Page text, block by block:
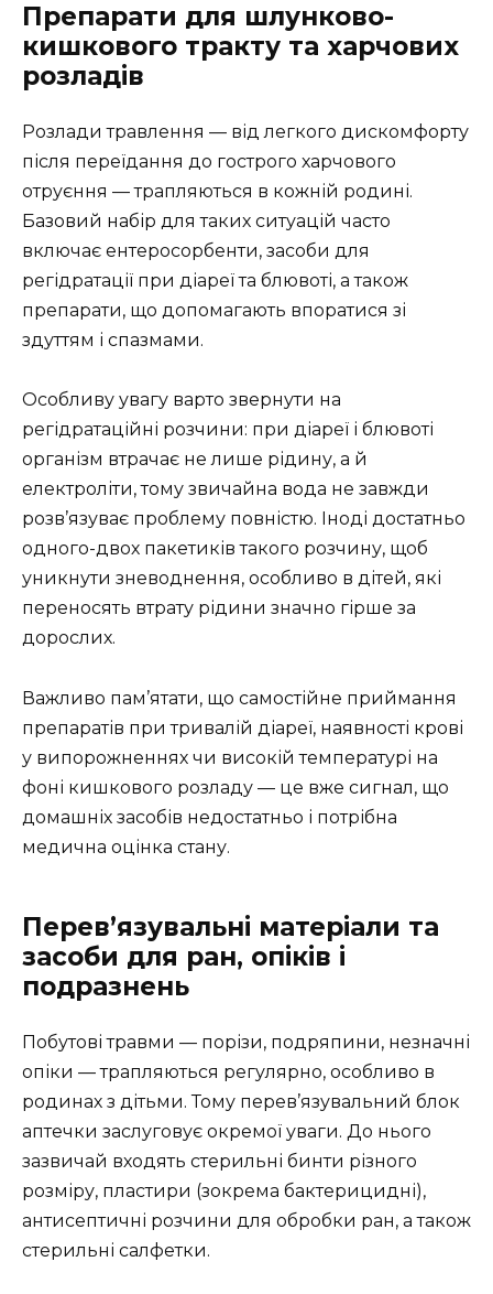
Препарати для шлунково-
кишкового тракту та харчових
розладів
Розлади травлення — від легкого дискомфорту
після переїдання до гострого харчового
отруєння — трапляються в кожній родині.
Базовий набір для таких ситуацій часто
включає ентеросорбенти, засоби для
регідратації при діареї та блювоті, а також
препарати, що допомагають впоратися зі
здуттям і спазмами.
Особливу увагу варто звернути на
регідратаційні розчини: при діареї і блювоті
організм втрачає не лише рідину, а й
електроліти, тому звичайна вода не завжди
розв’язуває проблему повністю. Іноді достатньо
одного-двох пакетиків такого розчину, щоб
уникнути зневоднення, особливо в дітей, які
переносять втрату рідини значно гірше за
дорослих.
Важливо пам’ятати, що самостійне приймання
препаратів при тривалій діареї, наявності крові
у випорожненнях чи високій температурі на
фоні кишкового розладу — це вже сигнал, що
домашніх засобів недостатньо і потрібна
медична оцінка стану.
Перев’язувальні матеріали та
засоби для ран, опіків і
подразнень
Побутові травми — порізи, подряпини, незначні
опіки — трапляються регулярно, особливо в
родинах з дітьми. Тому перев’язувальний блок
аптечки заслуговує окремої уваги. До нього
зазвичай входять стерильні бинти різного
розміру, пластири (зокрема бактерицидні),
антисептичні розчини для обробки ран, а також
стерильні салфетки.